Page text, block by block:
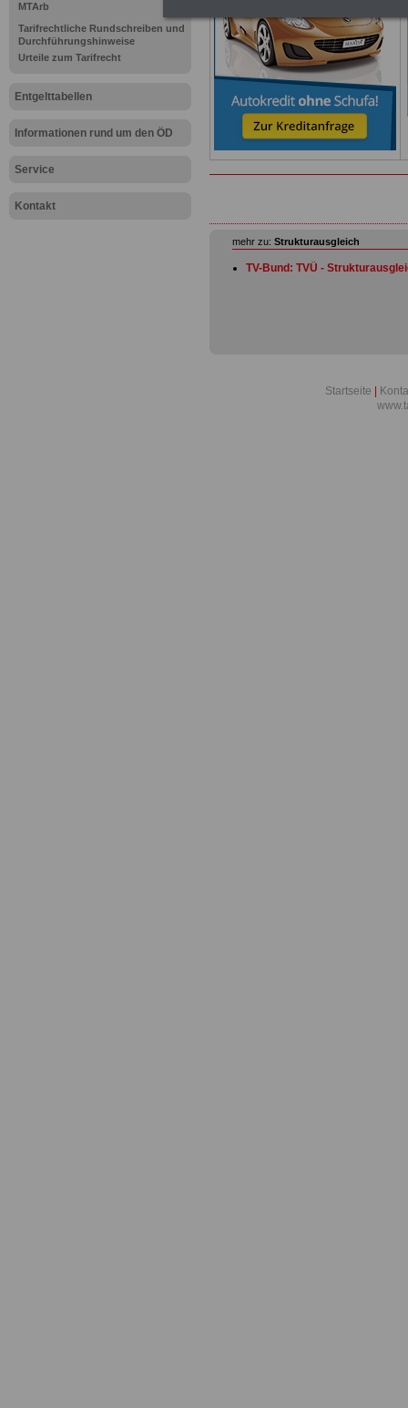
MTArb
Tarifrechtliche Rundschreiben und
Durchführungshinweise
Urteile zum Tarifrecht
Entgelttabellen
Informationen rund um den ÖD
Service
Kontakt
mehr zu: Strukturausgleich
TV-Bund: TVÜ -
Startseite